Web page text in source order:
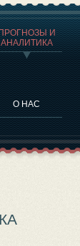
И
АНАЛИТИКА
О НАС